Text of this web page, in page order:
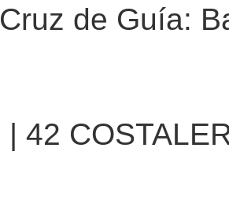
de Guía:
| 42